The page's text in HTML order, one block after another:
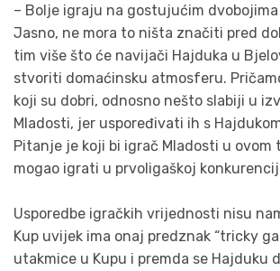
– Bolje igraju na gostujućim
Jasno, ne mora to ništa značiti pred
tim više što će navijači Hajduka u
stvoriti domaćinsku atmosferu.
koji su dobri, odnosno nešto slabiji u
Mladosti, jer uspoređivati ih s
Pitanje je koji bi igrač Mladosti u
mogao igrati u prvoligaškoj
Usporedbe igračkih vrijednosti nisu
Kup uvijek ima onaj predznak “tricky
utakmice u Kupu i premda se Hajduku